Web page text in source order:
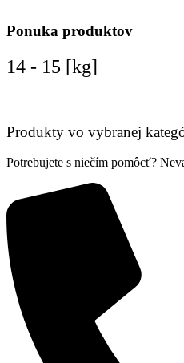
Ponuka produktov
14 - 15 [kg]
Produkty vo vybranej
Potrebujete s niečím pomôcť?